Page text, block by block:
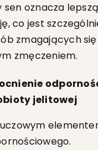
sen oznacza lepszą
co jest
zmagających się
zmęczeniem.
jelitowej